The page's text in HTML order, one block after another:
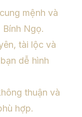
mệnh và
Ngọ.
tài lộc và
dễ hình
thuận và
hợp.